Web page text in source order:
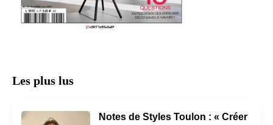
Les plus lus
Notes de Styles Toulon : « Créer